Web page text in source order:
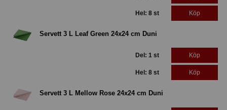
Hel: 8 st Köp
Servett 3 L Leaf Green 24x24 cm Duni
Del: 1 st Köp
Hel: 8 st Köp
Servett 3 L Mellow Rose 24x24 cm Duni